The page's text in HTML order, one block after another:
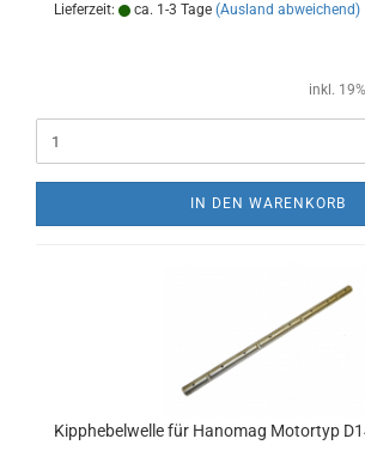
Lieferzeit:
ca. 1-3 Tage (Ausland abweichend)
inkl.
IN DEN WARENKORB
Kipphebelwelle für Hanomag Motortyp